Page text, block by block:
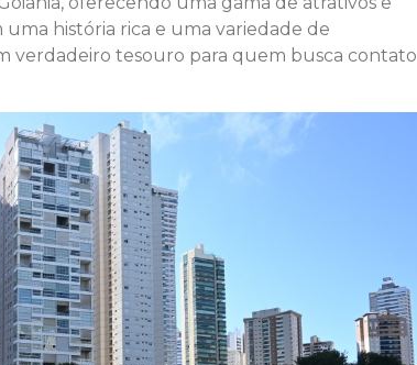
uma história rica e uma variedade de
verdadeiro tesouro para quem busca contato